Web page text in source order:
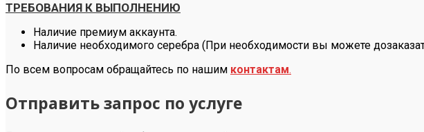
ТРЕБОВАНИЯ К ВЫПОЛНЕНИЮ
Наличие премиум аккаунта.
Наличие необходимого серебра (При необходимости вы можете
По всем вопросам обращайтесь по нашим контактам.
Отправить запрос по услуге